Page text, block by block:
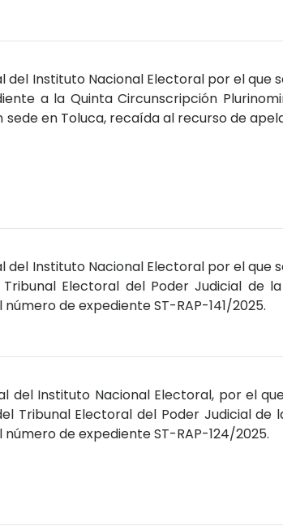
del Instituto Nacional Electoral por el que
a la Quinta Circunscripción
sede en Toluca, recaída al recurso de
del Instituto Nacional Electoral por el que
Electoral del Poder Judicial de
de expediente ST-RAP-141/2025.
del Instituto Nacional Electoral, por el
Tribunal Electoral del Poder Judicial
de expediente ST-RAP-124/2025.